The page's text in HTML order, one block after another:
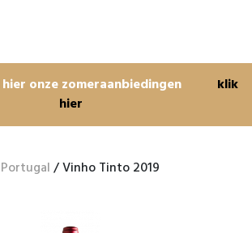
onze zomeraanbiedingen
klik
hier
Portugal/ Vinho Tinto 2019